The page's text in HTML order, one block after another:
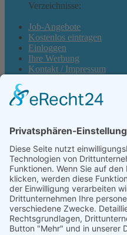
Verzeichnisse:
Job-Angebote
Kostenlos eintragen
Einloggen
Ihre Werbung
Kontakt / Impressum
Branchen im
Aktuell eingestellter Filter:
sonstigen Teilen und